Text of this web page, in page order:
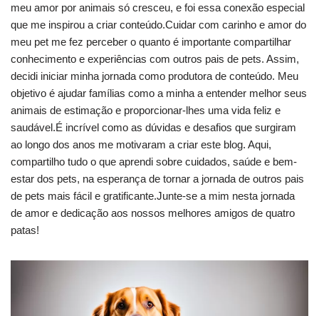
meu amor por animais só cresceu, e foi essa conexão especial
que me inspirou a criar conteúdo.Cuidar com carinho e amor do
meu pet me fez perceber o quanto é importante compartilhar
conhecimento e experiências com outros pais de pets. Assim,
decidi iniciar minha jornada como produtora de conteúdo. Meu
objetivo é ajudar famílias como a minha a entender melhor seus
animais de estimação e proporcionar-lhes uma vida feliz e
saudável.É incrível como as dúvidas e desafios que surgiram
ao longo dos anos me motivaram a criar este blog. Aqui,
compartilho tudo o que aprendi sobre cuidados, saúde e bem-
estar dos pets, na esperança de tornar a jornada de outros pais
de pets mais fácil e gratificante.Junte-se a mim nesta jornada
de amor e dedicação aos nossos melhores amigos de quatro
patas!